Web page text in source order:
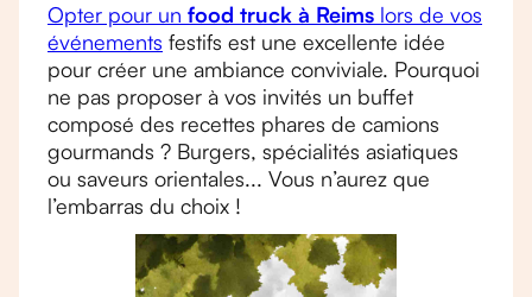
Opter pour un food truck à Reims lors de vos
événements festifs est une excellente idée
pour créer une ambiance conviviale. Pourquoi
ne pas proposer à vos invités un buffet
composé des recettes phares de camions
gourmands ? Burgers, spécialités asiatiques
ou saveurs orientales... Vous n’aurez que
l’embarras du choix !